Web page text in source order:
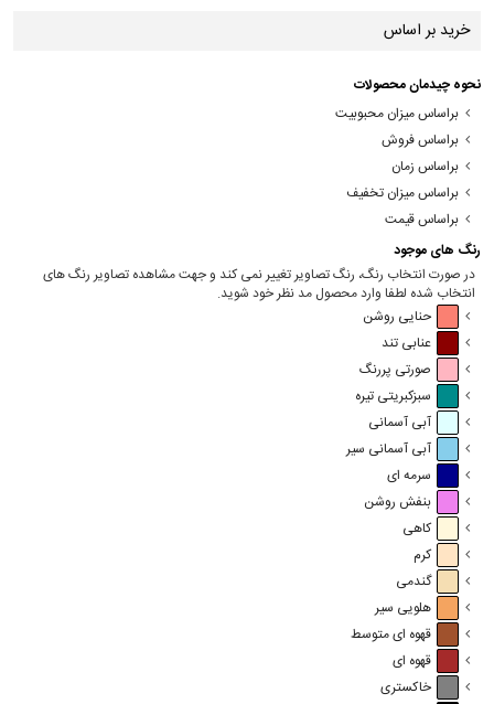
خرید بر اساس
نحوه چیدمان محصولات
براساس میزان محبوبیت
براساس فروش
براساس زمان
براساس میزان تخفیف
براساس قیمت
رنگ های موجود
در صورت انتخاب رنگ، رنگ تصاویر تغییر نمی کند و جهت مشاهده تصاویر رنگ های
انتخاب شده لطفا وارد محصول مد نظر خود شوید.
حنایی روشن
عنابی تند
صورتی پررنگ
سبزکبریتی تیره
آبی آسمانی
آبی آسمانی سیر
سرمه ای
بنفش روشن
کاهی
کرم
گندمی
هلویی سیر
قهوه ای متوسط
قهوه ای
خاکستری